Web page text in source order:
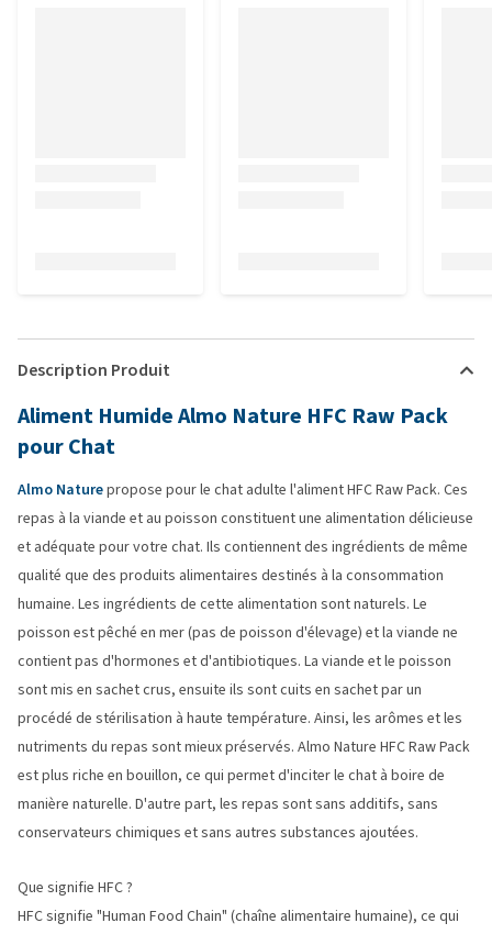
Description Produit
Aliment Humide Almo Nature HFC Raw Pack
pour Chat
Almo Naturepropose pour le chat adulte l'aliment HFC Raw Pack. Ces
repas à la viande et au poisson constituent une alimentation délicieuse
et adéquate pour votre chat. Ils contiennent des ingrédients de même
qualité que des produits alimentaires destinés à la consommation
humaine. Les ingrédients de cette alimentation sont naturels. Le
poisson est pêché en mer (pas de poisson d'élevage) et la viande ne
contient pas d'hormones et d'antibiotiques. La viande et le poisson
sont mis en sachet crus, ensuite ils sont cuits en sachet par un
procédé de stérilisation à haute température. Ainsi, les arômes et les
nutriments du repas sont mieux préservés. Almo Nature HFC Raw Pack
est plus riche en bouillon, ce qui permet d'inciter le chat à boire de
manière naturelle. D'autre part, les repas sont sans additifs, sans
conservateurs chimiques et sans autres substances ajoutées.
Que signifie HFC ?
HFC signifie "Human Food Chain" (chaîne alimentaire humaine), ce qui